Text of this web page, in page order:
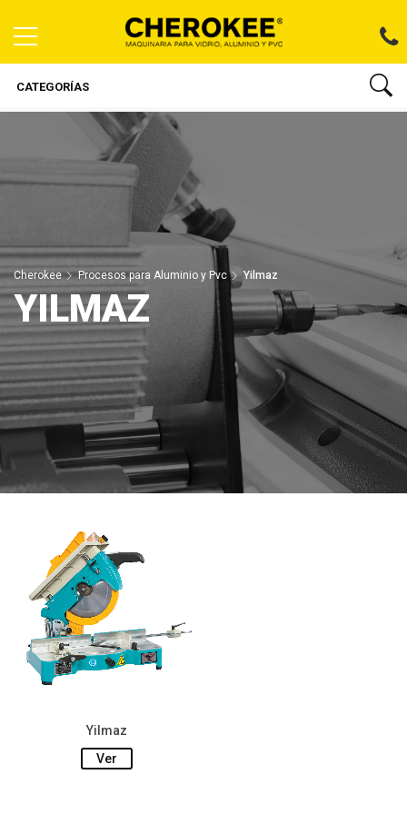
CATEGORÍAS
Cherokee Procesos para Aluminio y Pvc Yilmaz
YILMAZ
Yilmaz
Ver